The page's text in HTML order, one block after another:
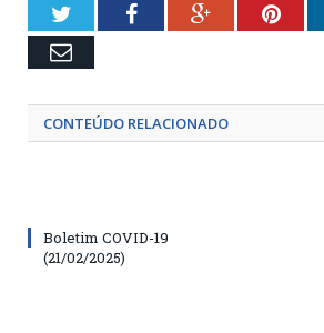
TwitterFacebookGoogle+
Email
CONTEÚDO RELACIONADO
Boletim COVID-19
(21/02/2025)